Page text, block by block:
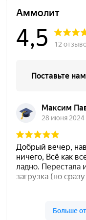
на воду, цена уже
осмотреть
договорные
Конечная стоимость
специальной техники,
чтобы произвести
объявляется и с
«под ключ».
Монтаж и
обустройством
расценки за труд
В Московской области
точки на территории